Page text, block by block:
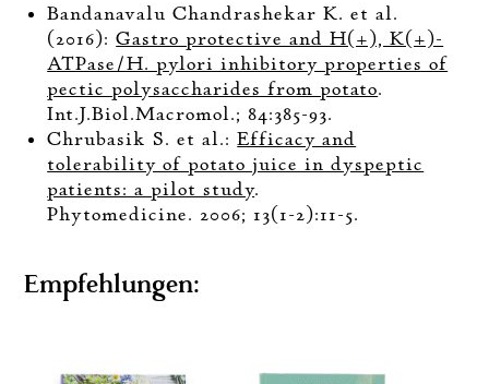
Bandanavalu Chandrashekar K. et al.
(2016):Gastro protective and H(+), K(+)-
ATPase/H. pylori inhibitory properties of
pectic polysaccharides from potato.
Int.J.Biol.Macromol.; 84:385-93.
Chrubasik S. et al.:Efficacy and
tolerability of potato juice in dyspeptic
patients: a pilot study.
Phytomedicine. 2006; 13(1-2):11-5.
Empfehlungen: